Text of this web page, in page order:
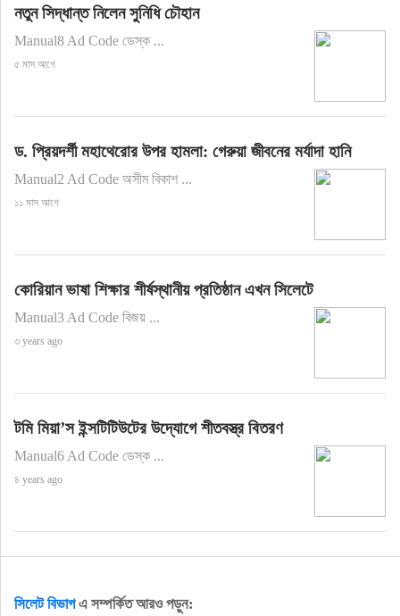
নতুন সিদ্ধান্ত নিলেন সুনিধি চৌহান
Manual8 Ad Code ডেস্ক ...
৫ মাস আগে
ড. প্রিয়দর্শী মহাথেরোর উপর হামলা: গেরুয়া জীবনের মর্যাদা হানি
Manual2 Ad Code অসীম বিকাশ ...
১১ মাস আগে
কোরিয়ান ভাষা শিক্ষার শীর্ষস্থানীয় প্রতিষ্ঠান এখন সিলেটে
Manual3 Ad Code বিজয় ...
৩ years ago
টমি মিয়া’স ইন্সটিটিউটের উদ্যোগে শীতবস্ত্র বিতরণ
Manual6 Ad Code ডেস্ক ...
৪ years ago
সিলেট বিভাগএ সম্পর্কিত আরও পড়ুন: